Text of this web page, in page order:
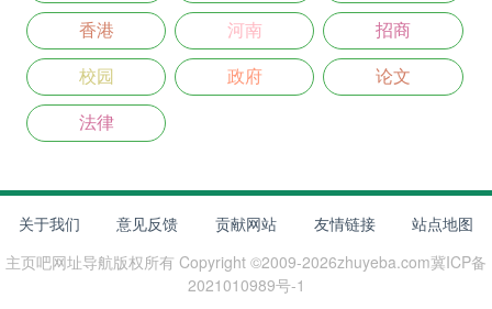
香港 河南 招商
校园 政府 论文
法律
关于我们 意见反馈 贡献网站 友情链接
站点地图
主页吧网址导航版权所有 Copyright ©2009-2026zhuyeba.com冀ICP备
2021010989号-1